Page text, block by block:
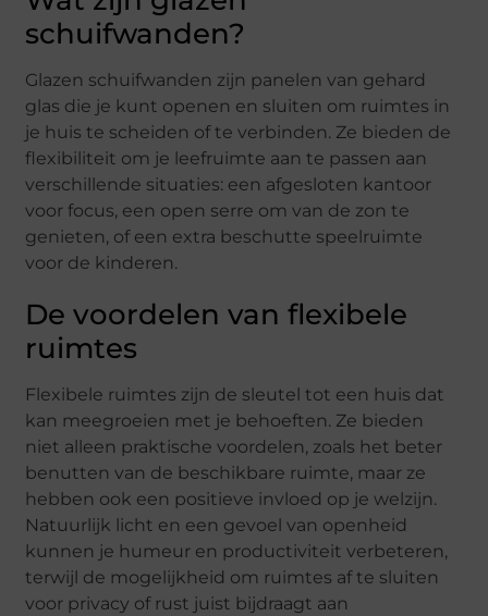
schuifwanden?
Glazen schuifwanden zijn panelen van gehard
glas die je kunt openen en sluiten om ruimtes in
je huis te scheiden of te verbinden. Ze bieden de
flexibiliteit om je leefruimte aan te passen aan
verschillende situaties: een afgesloten kantoor
voor focus, een open serre om van de zon te
genieten, of een extra beschutte speelruimte
voor de kinderen.
De voordelen van flexibele
ruimtes
Flexibele ruimtes zijn de sleutel tot een huis dat
kan meegroeien met je behoeften. Ze bieden
niet alleen praktische voordelen, zoals het beter
benutten van de beschikbare ruimte, maar ze
hebben ook een positieve invloed op je welzijn.
Natuurlijk licht en een gevoel van openheid
kunnen je humeur en productiviteit verbeteren,
terwijl de mogelijkheid om ruimtes af te sluiten
voor privacy of rust juist bijdraagt aan